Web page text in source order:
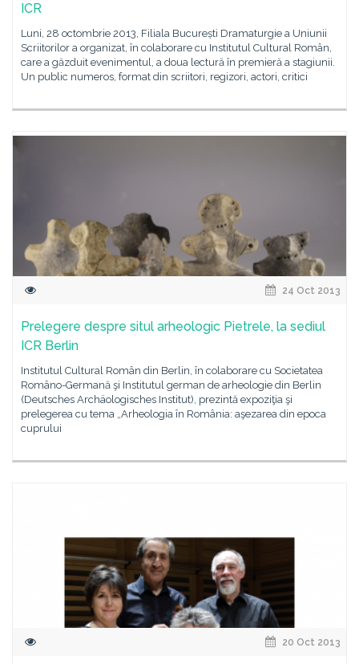
ICR
Luni, 28 octombrie 2013, Filiala București Dramaturgie a Uniunii
Scriitorilor a organizat, în colaborare cu Institutul Cultural Român,
care a găzduit evenimentul, a doua lectură în premieră a stagiunii.
Un public numeros, format din scriitori, regizori, actori, critici
24 Oct 2013
Prelegere despre situl arheologic Pietrele, la sediul
ICR Berlin
Institutul Cultural Român din Berlin, în colaborare cu Societatea
Româno-Germană şi Institutul german de arheologie din Berlin
(Deutsches Archäologisches Institut), prezintă expoziţia şi
prelegerea cu tema „Arheologia în România: aşezarea din epoca
cuprului
20 Oct 2013